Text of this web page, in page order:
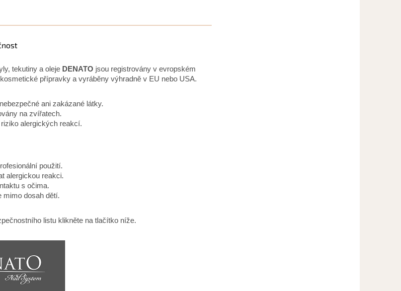
tekutiny a oleje DENATO jsou registrovány v evropském
přípravky a vyráběny výhradně v EU nebo USA.
ani zakázané látky.
na zvířatech.
alergických reakcí.
použití.
alergickou reakci.
s očima.
mimo dosah dětí.
listu klikněte na tlačítko níže.